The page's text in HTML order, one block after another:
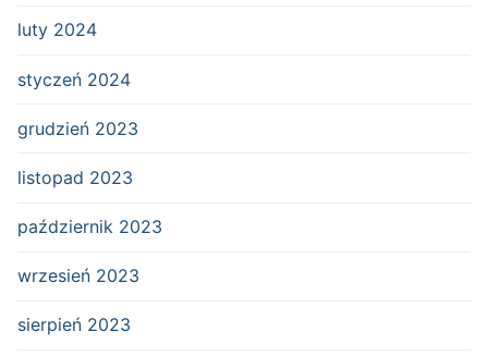
luty 2024
styczeń 2024
grudzień 2023
listopad 2023
październik 2023
wrzesień 2023
sierpień 2023